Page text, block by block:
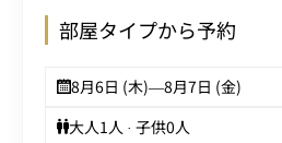
部屋タイプから予約
8月6日 (木)—8月7日 (金)
大人1 人 · 子供0人